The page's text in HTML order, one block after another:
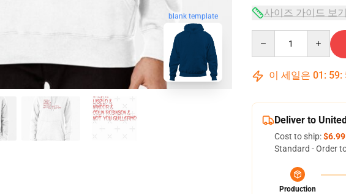
blank template 사이즈 가이드 보기
이 세일은 01 : 59:
Deliver to
Cost to ship:$6.99
Standard - Order
Production